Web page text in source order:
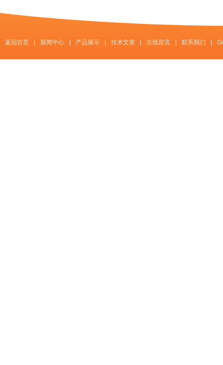
返回首页 | 新闻中心 | 产品展示 | 技术文章 | 在线留言 | 联系我们 |